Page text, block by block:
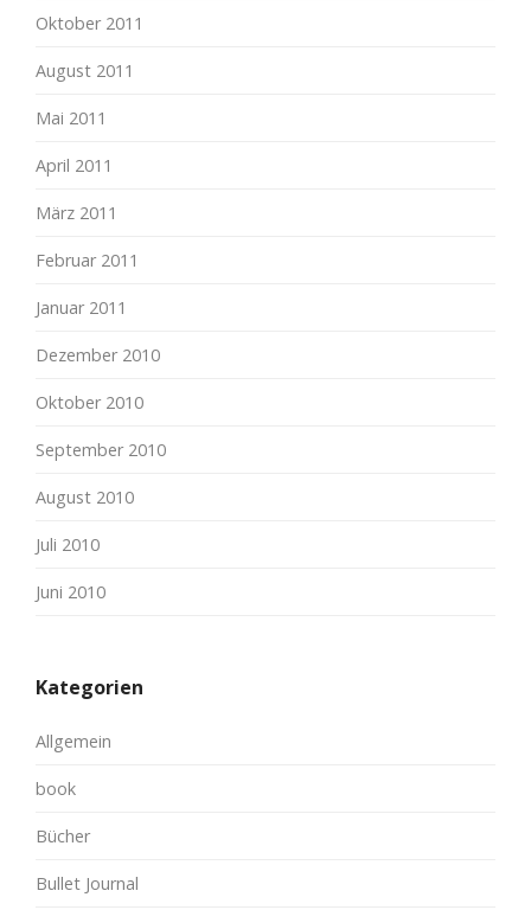
Oktober 2011
August 2011
Mai 2011
April 2011
März 2011
Februar 2011
Januar 2011
Dezember 2010
Oktober 2010
September 2010
August 2010
Juli 2010
Juni 2010
Kategorien
Allgemein
book
Bücher
Bullet Journal